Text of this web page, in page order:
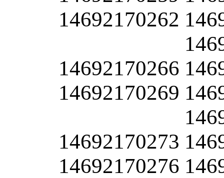
14692170262
14692170266
14692170269
14692170273
14692170276